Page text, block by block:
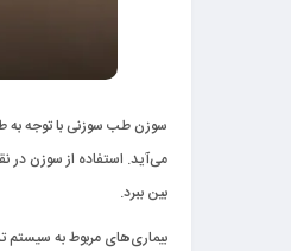
سوزن طب سوزنیبا توجه
می‌آید. استفاده از سوزن در
بین ببرد.
بیماری‌های مربوط به سیستم